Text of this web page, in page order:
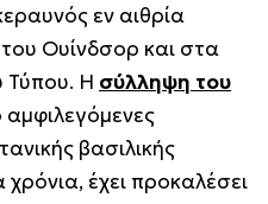
εν αιθρία
Ουίνδσορ και στα
Τύπου. Η σύλληψη του
αμφιλεγόμενες
βασιλικής
χρόνια, έχει προκαλέσει